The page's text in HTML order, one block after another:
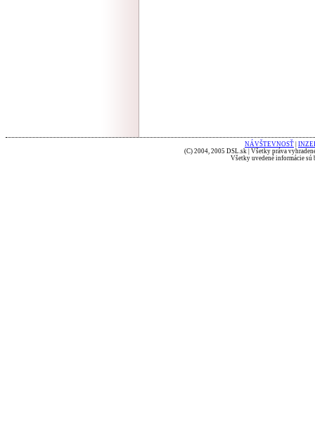
NÁVŠTEVNOSŤ
(C) 2004, 2005 DSL.sk | Všetky práva
Všetky uvedené informácie sú